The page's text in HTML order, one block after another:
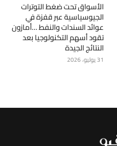
الأسواق تحت ضغط التوترات
الجيوسياسية عبر قفزة في
عوائد السندات والنفط …أمازون
تقود أسهم التكنولوجيا بعد
النتائج الجيدة
31 يوليو، 2026